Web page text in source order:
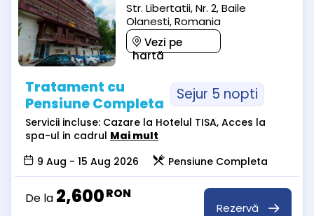
Str. Libertatii, Nr. 2, Baile
Olanesti, Romania
Vezi pe
hartă
Tratament cu
Pensiune Completa
Sejur 5 nopti
Servicii incluse: Cazare la Hotelul TISA, Acces la
spa-ul in cadrul Mai mult
9 Aug - 15 Aug 2026
Pensiune Completa
De la 2,600RON
Rezervă